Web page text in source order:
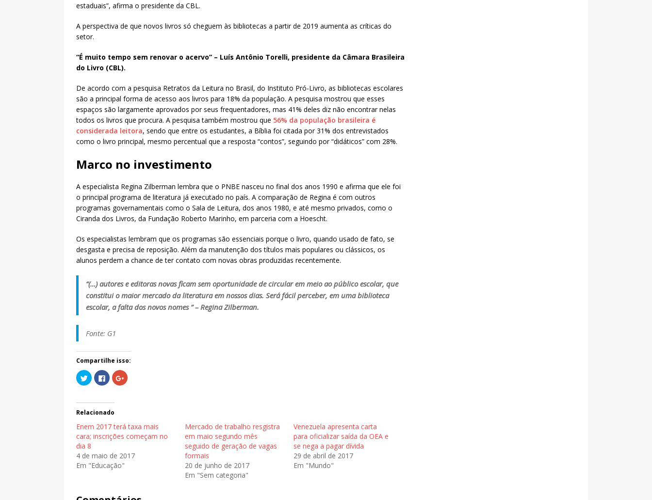
estaduais”, afirma o presidente da CBL.
A perspectiva de que novos livros só cheguem às bibliotecas a partir de 2019 aumenta as críticas do
setor.
“É muito tempo sem renovar o acervo” – Luís Antônio Torelli, presidente da Câmara Brasileira
do Livro (CBL).
De acordo com a pesquisa Retratos da Leitura no Brasil, do Instituto Pró-Livro, as bibliotecas escolares
são a principal forma de acesso aos livros para 18% da população. A pesquisa mostrou que esses
espaços são largamente aprovados por seus frequentadores, mas 41% deles diz não encontrar nelas
todos os livros que procura. A pesquisa também mostrou que 56% da população brasileira é
considerada leitora, sendo que entre os estudantes, a Bíblia foi citada por 31% dos entrevistados
como o livro principal, mesmo percentual que a resposta “contos”, seguindo por “didáticos” com 28%.
Marco no investimento
A especialista Regina Zilberman lembra que o PNBE nasceu no final dos anos 1990 e afirma que ele foi
o principal programa de literatura já executado no país. A comparação de Regina é com outros
programas governamentais como o Sala de Leitura, dos anos 1980, e até mesmo privados, como o
Ciranda dos Livros, da Fundação Roberto Marinho, em parceria com a Hoescht.
Os especialistas lembram que os programas são essenciais porque o livro, quando usado de fato, se
desgasta e precisa de reposição. Além da manutenção dos títulos mais populares ou clássicos, os
alunos perdem a chance de ter contato com novas obras produzidas recentemente.
“(…) autores e editoras novas ficam sem oportunidade de circular em meio ao público escolar, que
constitui o maior mercado da literatura em nossos dias. Será fácil perceber, em uma biblioteca
escolar, a falta dos novos nomes ” – Regina Zilberman.
Fonte: G1
Compartilhe isso:
C
l
e
p
a
a
c
o
m
a
r
r
C
l
e
p
a
r
a
c
o
a
r
t
r
C
o
l
h
e
n
G
o
a
Relacionado
Enem 2017 terá taxa mais
cara; inscrições começam no
dia 8
4 de maio de 2017
Em "Educação"
Mercado de trabalho resgistra
em maio segundo mês
seguido de geração de vagas
formais
20 de junho de 2017
Em "Sem categoria"
Venezuela apresenta carta
para oficializar saída da OEA e
se nega a pagar dívida
29 de abril de 2017
Em "Mundo"